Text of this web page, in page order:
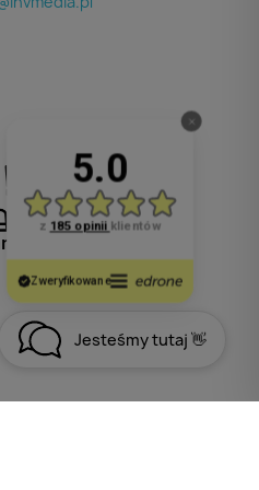
Jesteśmy tutaj 👋